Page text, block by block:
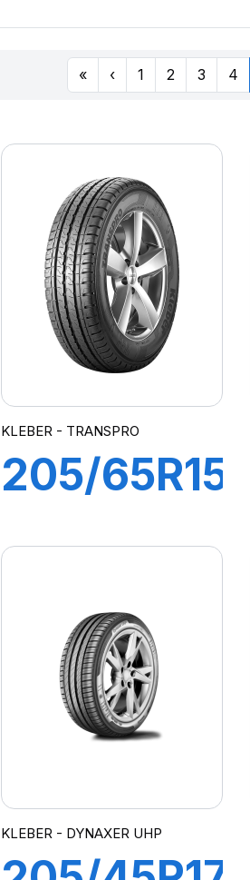
« ‹ 1 2 3 4
KLEBER - TRANSPRO
205/
KLEBER - DYNAXER UHP